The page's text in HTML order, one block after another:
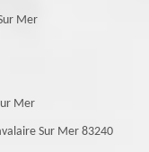
Mer
Mer
Sur Mer 83240